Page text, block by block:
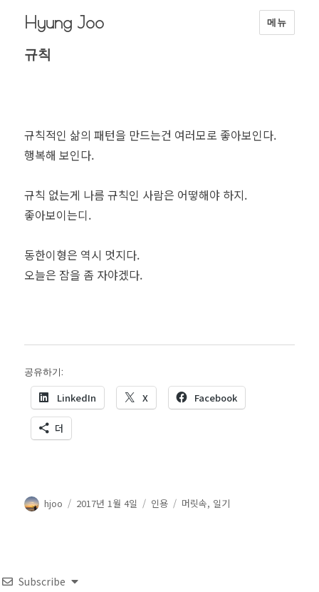
Hyung Joo 메뉴
규칙
규칙적인 삶의 패턴을 만드는건 여러모로 좋아보인다.
행복해 보인다.
규칙 없는게 나름 규칙인 사람은 어떻해야 하지.
좋아보이는디.
동한이형은 역시 멋지다.
오늘은 잠을 좀 자야겠다.
공유하기:
LinkedIn X Facebook
더
글
hjoo
작
2017년 1월 4일
글
인용
카
머릿속, 일기
Subscribe